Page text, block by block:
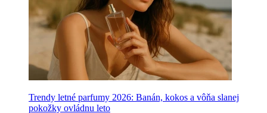
Trendy letné parfumy 2026: Banán, kokos a vôňa slanej
pokožky ovládnu leto